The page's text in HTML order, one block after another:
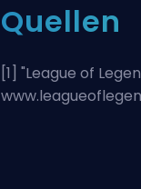
Quellen
[1] "League of